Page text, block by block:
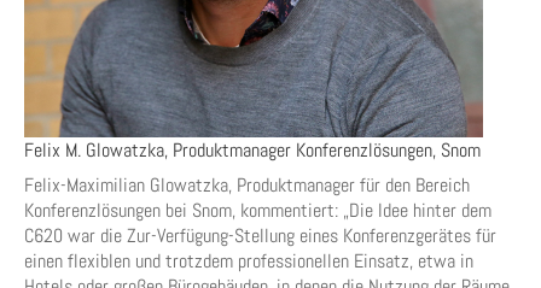
Felix M. Glowatzka, Produktmanager Konferenzlösungen, Snom
Felix-Maximilian Glowatzka, Produktmanager für den Bereich
Konferenzlösungen bei Snom, kommentiert: „Die Idee hinter dem
C620 war die Zur-Verfügung-Stellung eines Konferenzgerätes für
einen flexiblen und trotzdem professionellen Einsatz, etwa in